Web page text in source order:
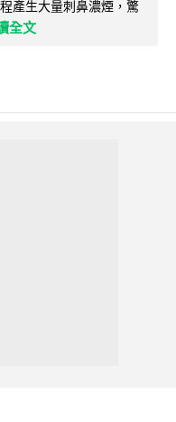
產生大量刺鼻濃煙，驚
全文